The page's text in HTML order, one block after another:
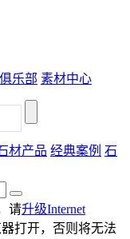
乐部 素材中心
材产品 经典案例 石
请升级Internet
打开，否则将无法